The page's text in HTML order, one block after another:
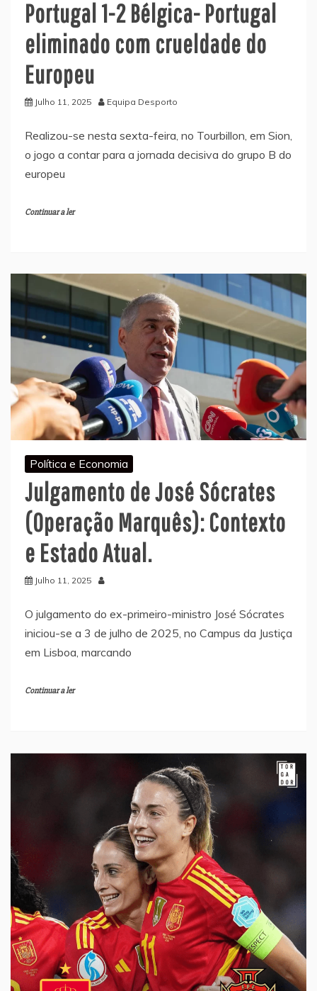
Portugal 1-2 Bélgica- Portugal
eliminado com crueldade do
Europeu
Julho 11, 2025 Equipa Desporto
Realizou-se nesta sexta-feira, no Tourbillon, em Sion,
o jogo a contar para a jornada decisiva do grupo B do
europeu
Continuar a ler
Política e Economia
Julgamento de José Sócrates
(Operação Marquês): Contexto
e Estado Atual.
Julho 11, 2025
O julgamento do ex-primeiro-ministro José Sócrates
iniciou-se a 3 de julho de 2025, no Campus da Justiça
em Lisboa, marcando
Continuar a ler